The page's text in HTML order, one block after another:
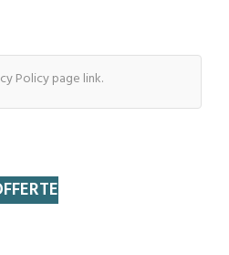
Policy page link.